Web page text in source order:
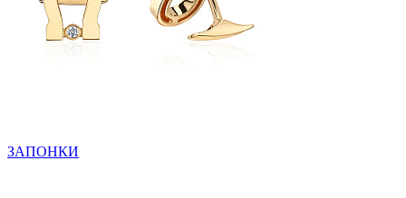
ЗАПОНКИ